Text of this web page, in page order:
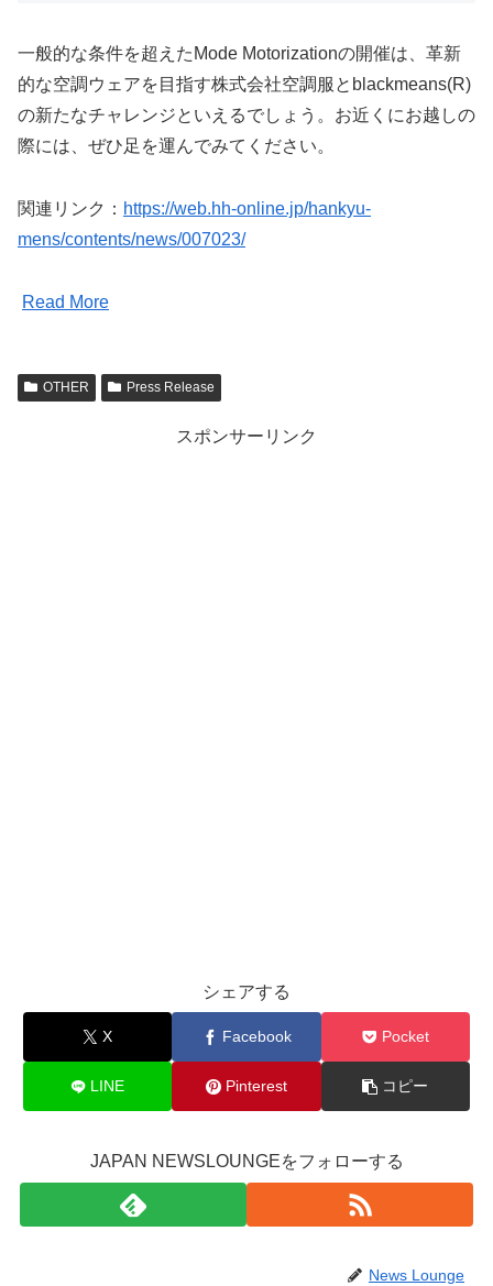
一般的な条件を超えたMode Motorizationの開催は、革新
的な空調ウェアを目指す株式会社空調服とblackmeans(R)
の新たなチャレンジといえるでしょう。お近くにお越しの
際には、ぜひ足を運んでみてください。
関連リンク： https://web.hh-online.jp/hankyu-
mens/contents/news/007023/
Read More
OTHER Press Release
スポンサーリンク
シェアする
X Facebook Pocket
LINE Pinterest コピー
JAPAN NEWSLOUNGEをフォローする
News Lounge